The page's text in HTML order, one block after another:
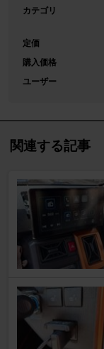
カテゴリ
定価
購入価格
ユーザー
関連する記事